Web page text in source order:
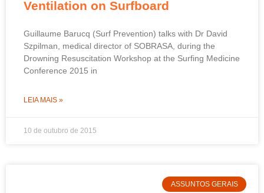
Ventilation on Surfboard
Guillaume Barucq (Surf Prevention) talks with Dr David
Szpilman, medical director of SOBRASA, during the
Drowning Resuscitation Workshop at the Surfing Medicine
Conference 2015 in
LEIA MAIS »
10 de outubro de 2015
ASSUNTOS GERAIS